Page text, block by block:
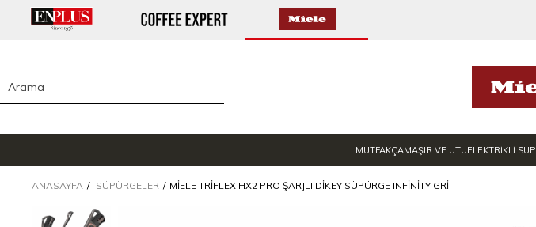
MUTFAKÇAMAŞIR VE ÜTÜELEKTRİKLİ
ANASAYFA SÜPÜRGELER MIELE TRIFLEX HX2 PRO ŞARJLI DIKEY SÜPÜRGE INFINITY GRI